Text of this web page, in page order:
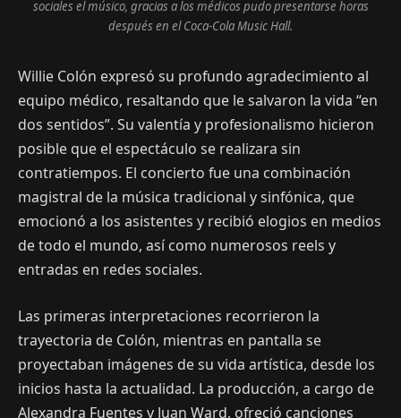
sociales el músico, gracias a los médicos pudo presentarse horas
después en el Coca-Cola Music Hall.
Willie Colón expresó su profundo agradecimiento al
equipo médico, resaltando que le salvaron la vida “en
dos sentidos”. Su valentía y profesionalismo hicieron
posible que el espectáculo se realizara sin
contratiempos. El concierto fue una combinación
magistral de la música tradicional y sinfónica, que
emocionó a los asistentes y recibió elogios en medios
de todo el mundo, así como numerosos reels y
entradas en redes sociales.
Las primeras interpretaciones recorrieron la
trayectoria de Colón, mientras en pantalla se
proyectaban imágenes de su vida artística, desde los
inicios hasta la actualidad. La producción, a cargo de
Alexandra Fuentes y Juan Ward, ofreció canciones